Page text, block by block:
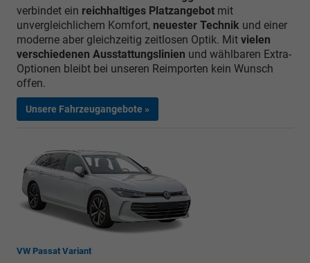
verbindet ein reichhaltiges Platzangebot mit
unvergleichlichem Komfort, neuester Technik und einer
moderne aber gleichzeitig zeitlosen Optik. Mit vielen
verschiedenen Ausstattungslinien und wählbaren Extra-
Optionen bleibt bei unseren Reimporten kein Wunsch
offen.
Unsere Fahrzeugangebote »
VW Passat Variant